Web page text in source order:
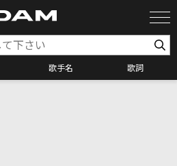
歌手名 歌詞